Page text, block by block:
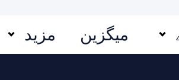
میگزین مزید